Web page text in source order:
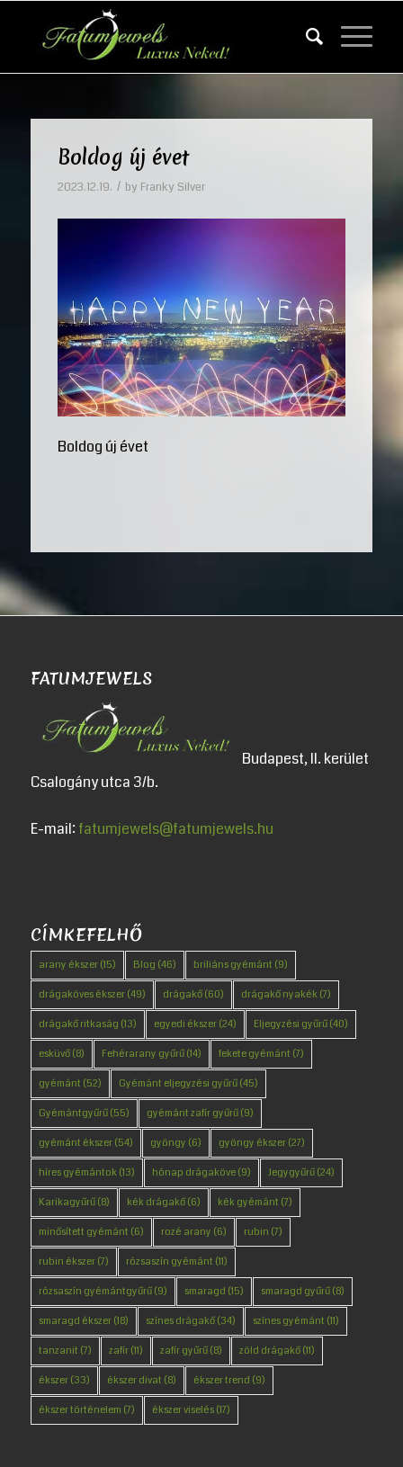
Boldog új évet
2023.12.19. / by Franky Silver
Boldog új évet
FATUMJEWELS
Budapest, II. kerület
Csalogány utca 3/b.
E-mail: fatumjewels@fatumjewels.hu
CÍMKEFELHŐ
arany ékszer(15) Blog (46) briliáns gyémánt (9)
drágaköves ékszer(49) drágakő(60) drágakő nyakék(7)
drágakő ritkaság (13) egyedi ékszer(24) Eljegyzési gyűrű(40)
esküvő(8) Fehérarany gyűrű(14) fekete gyémánt (7)
gyémánt (52) Gyémánt eljegyzési gyűrű(45)
Gyémántgyűrű(55) gyémánt zafír gyűrű(9)
gyémánt ékszer(54) gyöngy (6) gyöngy ékszer(27)
híres gyémántok(13) hónap drágaköve(9) Jegygyűrű(24)
Karikagyűrű(8) kék drágakő(6) kék gyémánt (7)
minősített gyémánt (6) rozé arany (6) rubin (7)
rubin ékszer(7) rózsaszín gyémánt (11)
rózsaszín gyémántgyűrű(9) smaragd (15) smaragd gyűrű(8)
smaragd ékszer(18) színes drágakő(34) színes gyémánt (11)
tanzanit (7) zafír(11) zafír gyűrű(8) zöld drágakő(11)
ékszer(33) ékszer divat (8) ékszer trend (9)
ékszer történelem (7) ékszer viselés(17)